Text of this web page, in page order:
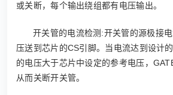
或关断，每个输出绕组都有电压输出。
开关管的电流检测:开关管的源极接
压送到芯片的CS引脚。当电流达到设计
的电压大于芯片中设定的参考电压，
从而关断开关管。